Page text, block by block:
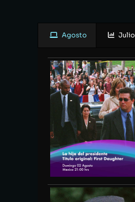
Agosto Julio